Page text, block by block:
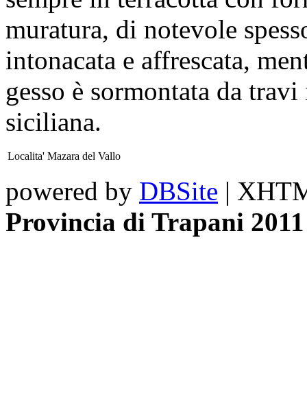
muratura, di notevole
intonacata e affrescata,
gesso è sormontata da
siciliana.
Localita' Mazara del Vallo
powered by DBSite |
Provincia di Trapani 2011